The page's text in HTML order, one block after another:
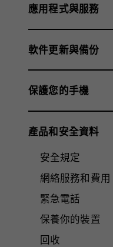
應用程式與服務
軟件更新與備份
保護您的手機
產品和安全資料
安全規定
網絡服務和費用
緊急電話
保養你的裝置
回收